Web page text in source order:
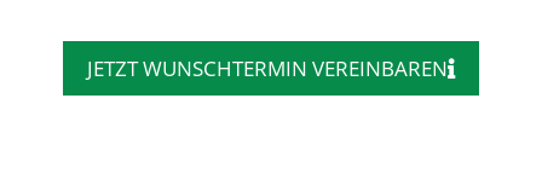
JETZT WUNSCHTERMIN VEREINBAREN